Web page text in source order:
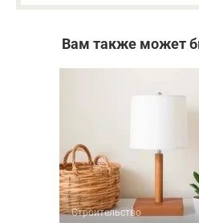
Вам также может
Строительство